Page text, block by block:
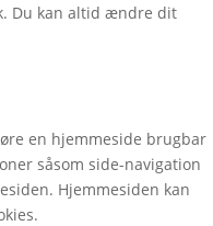
Du kan altid ændre dit
en hjemmeside brugbar
såsom side-navigation
Hjemmesiden kan